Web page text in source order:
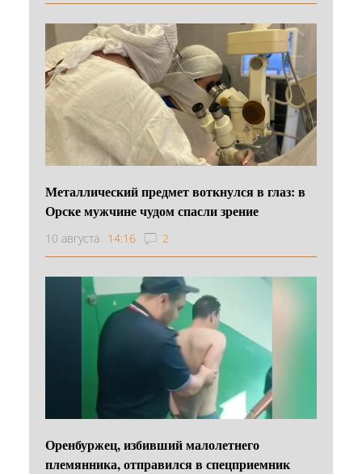
Металлический предмет воткнулся в глаз: в
Орске мужчине чудом спасли зрение
10 августа 14:16 2
Оренбуржец, избивший малолетнего
племянника, отправился в спецприемник